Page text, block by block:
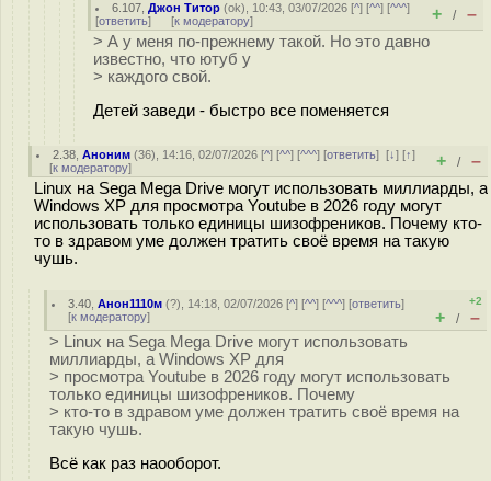
6.107 ,Джон Титор (ok), 10:43, 03/07/2026 [^] [^^] [^^^]
[ответить] [к модератору] + / –
> А у меня по-прежнему такой. Но это давно
известно, что ютуб у
> каждого свой.
Детей заведи - быстро все поменяется
2.38 ,Аноним (36), 14:16, 02/07/2026 [^] [^^] [^^^] [ответить][↓] [↑]
[к модератору] + / –
Linux на Sega Mega Drive могут использовать миллиарды, а
Windows XP для просмотра Youtube в 2026 году могут
использовать только единицы шизофреников. Почему кто-
то в здравом уме должен тратить своё время на такую
чушь.
3.40 ,Анон1110м (?), 14:18, 02/07/2026 [^] [^^] [^^^] [ответить]
[к модератору]
+2
+ / –
> Linux на Sega Mega Drive могут использовать
миллиарды, а Windows XP для
> просмотра Youtube в 2026 году могут использовать
только единицы шизофреников. Почему
> кто-то в здравом уме должен тратить своё время на
такую чушь.
Всё как раз наооборот.